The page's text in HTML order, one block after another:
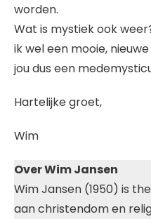
worden.
Wat is mystiek ook
ik wel een mooie,
jou dus een
Hartelijke groet,
Wim
Over Wim Jansen
Wim Jansen (1950) is
aan christendom en